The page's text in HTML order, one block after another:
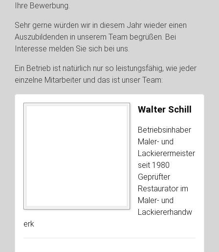
Ihre Bewerbung.
Sehr gerne würden wir in diesem Jahr wieder einen
Auszubildenden in unserem Team begrüßen. Bei
Interesse melden Sie sich bei uns.
Ein Betrieb ist natürlich nur so leistungsfähig, wie jeder
einzelne Mitarbeiter und das ist unser Team:
Walter Schill
Betriebsinhaber
Maler- und
Lackierermeister
seit 1980
Geprüfter
Restaurator im
Maler- und
Lackiererhandw
erk